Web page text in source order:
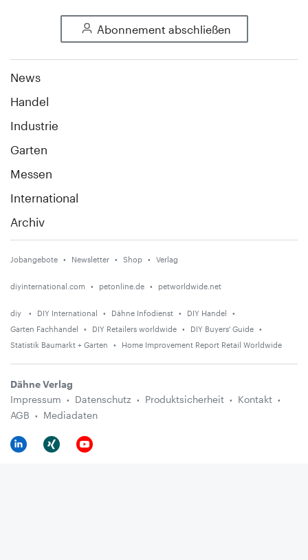
Abonnement abschließen
News
Handel
Industrie
Garten
Messen
International
Archiv
Jobangebote Newsletter Shop Verlag
diyinternational.com petonline.de petworldwide.net
diy DIY International Dähne Infodienst
DIY Handel
Garten Fachhandel
DIY Retailers worldwide
DIY Buyers' Guide
Statistik Baumarkt + Garten
Home Improvement Report Retail Worldwide
Dähne Verlag
Impressum
Datenschutz Produktsicherheit
Kontakt
AGB
Mediadaten